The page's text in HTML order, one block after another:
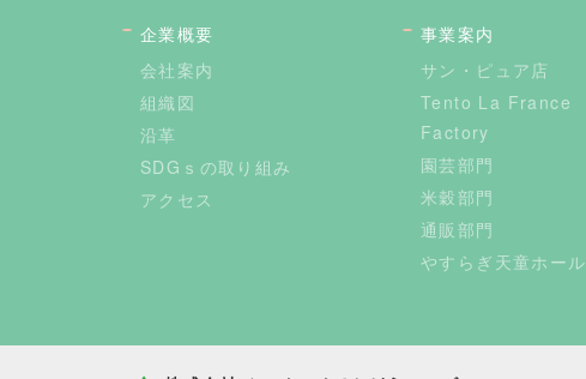
企業概要
会社案内
組織図
沿革
SDGｓの取り組み
アクセス
事業案内
サン・ピュア店
Tento La France
Factory
園芸部門
米穀部門
通販部門
やすらぎ天童ホール